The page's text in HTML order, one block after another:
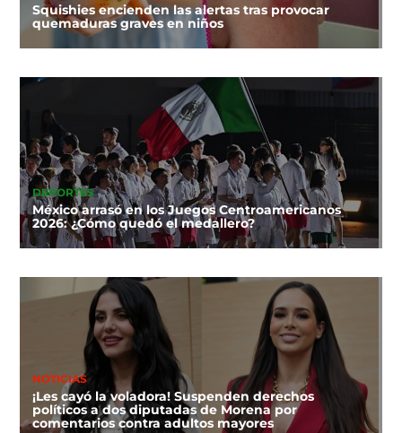
Squishies encienden las alertas tras provocar
quemaduras graves en niños
DEPORTES
México arrasó en los Juegos Centroamericanos
2026: ¿Cómo quedó el medallero?
NOTICIAS
¡Les cayó la voladora! Suspenden derechos
políticos a dos diputadas de Morena por
comentarios contra adultos mayores